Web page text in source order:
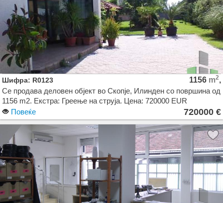
Шифра: R0123 1156 m2,
Се продава деловен објект во Скопје, Илинден со површина од
1156 m2. Екстра: Греење на струја. Цена: 720000 EUR
Повеќе
720000 €